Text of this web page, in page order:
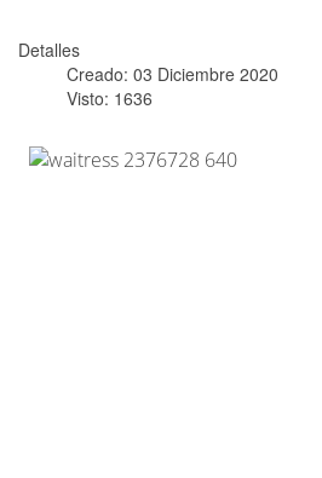
Detalles
Creado: 03 Diciembre 2020
Visto: 1636